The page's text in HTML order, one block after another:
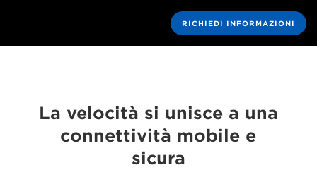
RICHIEDI INFORMAZIONI
La velocità si unisce a una
connettività mobile e
sicura